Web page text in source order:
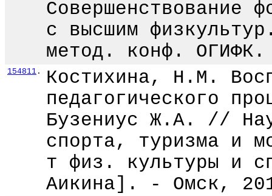
Совершенствование
с высшим
метод. конф.
154811 .
Костихина, Н.М.
педагогического
Бузениус Ж.А. //
спорта, туризма и
т физ. культуры и
Аикина]. - Омск,